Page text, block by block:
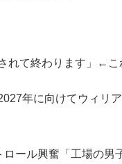
ンキング2026を発表
ろ』
れて終わります」←こ
年に向けてウィリ
ール興奮「工場の男